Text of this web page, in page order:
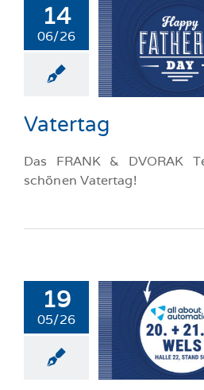
14
06/26
News
Vatertag
Das FRANK & DVORAK
schönen Vatertag!
19
05/26
–
SIE
DER